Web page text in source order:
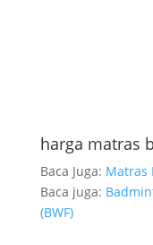
harga matras
Baca Juga: Matras
Baca juga:
(BWF)